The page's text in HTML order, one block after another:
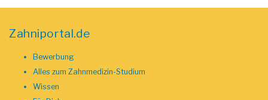
Zahniportal.de
Bewerbung
Alles zum Zahnmedizin-Studium
Wissen